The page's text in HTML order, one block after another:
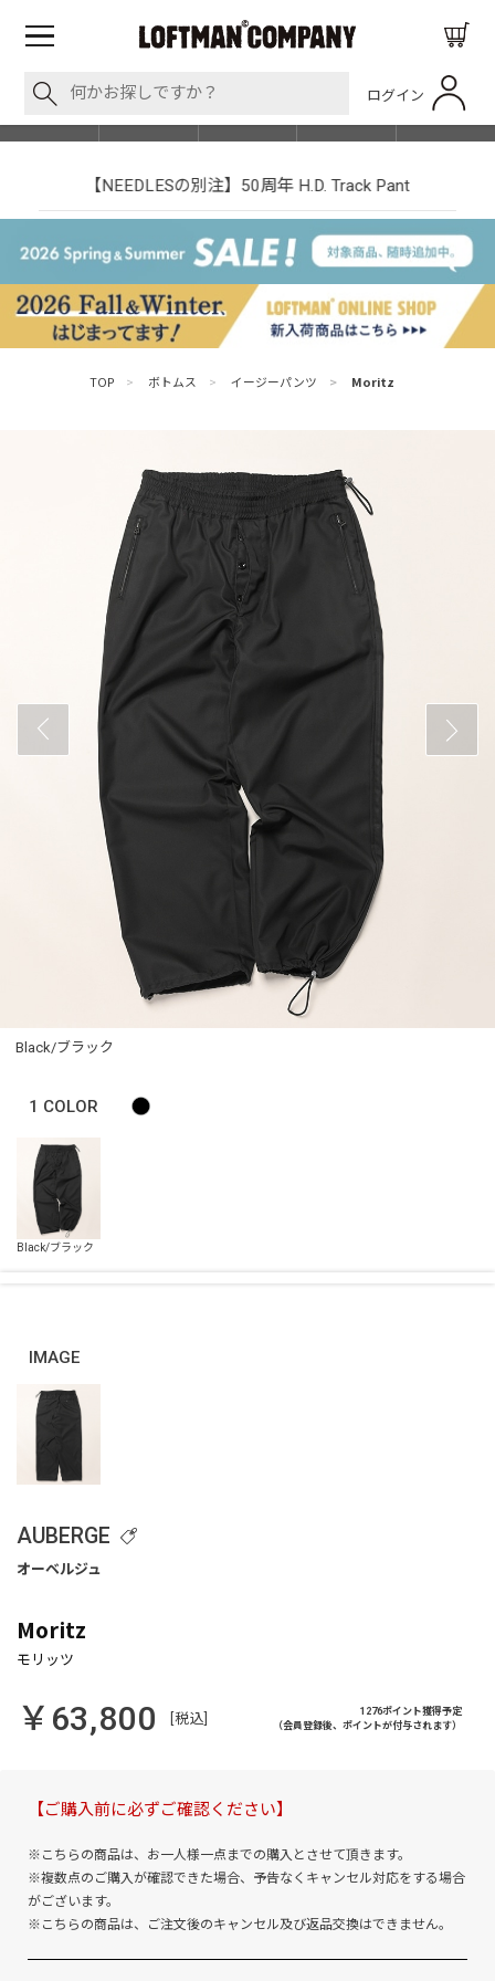
ログイン
SHOP LIST
【NEEDLESの別注】50周年 H.D. Track Pant
TOP > ボトムス > イージーパンツ > Moritz
Black/ブラック
1 COLOR
IMAGE
AUBERGE
Moritz
￥63,800 [税込]
1276ポイント獲得予定
（会員登録後、ポイントが付与されます）
【ご購入前に必ずご確認ください】
※こちらの商品は、お一人様一点までの購入とさせて頂きます。
※複数点のご購入が確認できた場合、予告なくキャンセル対応をする場合
がございます。
※こちらの商品は、ご注文後のキャンセル及び返品交換はできません。